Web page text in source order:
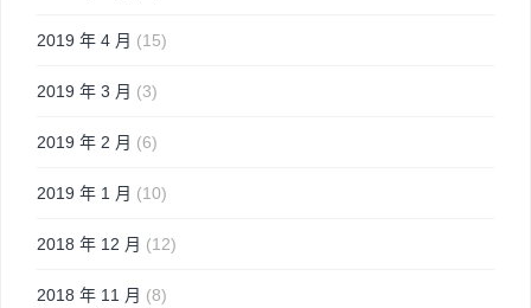
2019 年 4 月 (15)
2019 年 3 月 (3)
2019 年 2 月 (6)
2019 年 1 月 (10)
2018 年 12 月 (12)
2018 年 11 月 (8)